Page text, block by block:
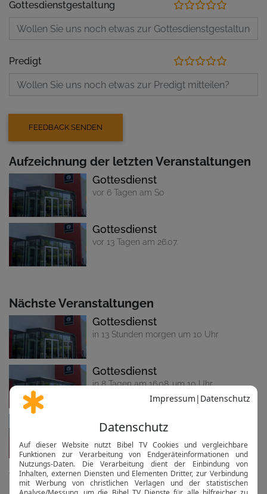
Gottesdienstgestaltung
Predigt
Aufzeichnung der letzten Veranstaltungen
Gottesdienst
vor 6 Tagen am So
Gottesdienst
vor 13 Tagen am 26.07.
Nächste Veranstaltungen
Gottesdienst
in 13 Stunden morgen um 10 Uhr
Gottesdienst
in 8 Tagen am 16.08. um 10 Uhr
Gottesdienst
in 15 Tagen am 23.08. um 10 Uhr
alle anzeigen...